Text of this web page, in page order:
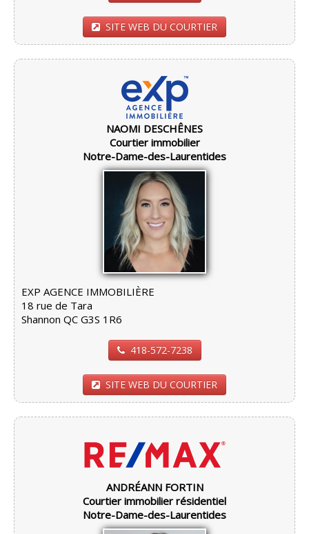
SITE WEB DU COURTIER
NAOMI DESCHÊNES
Courtier immobilier
Notre-Dame-des-Laurentides
EXP AGENCE IMMOBILIÈRE
18 rue de Tara
Shannon QC G3S 1R6
418-572-7238
SITE WEB DU COURTIER
ANDRÉANN FORTIN
Courtier immobilier résidentiel
Notre-Dame-des-Laurentides